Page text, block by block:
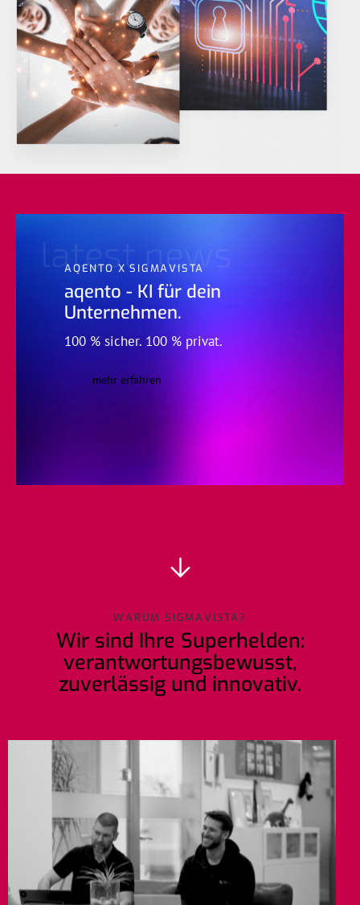
latest news
AQENTO X SIGMAVISTA
aqento - KI für dein
Unternehmen.
100 % sicher. 100 % privat.
mehr erfahren
WARUM SIGMAVISTA?
Wir sind Ihre Superhelden:
verantwortungsbewusst,
zuverlässig und innovativ.